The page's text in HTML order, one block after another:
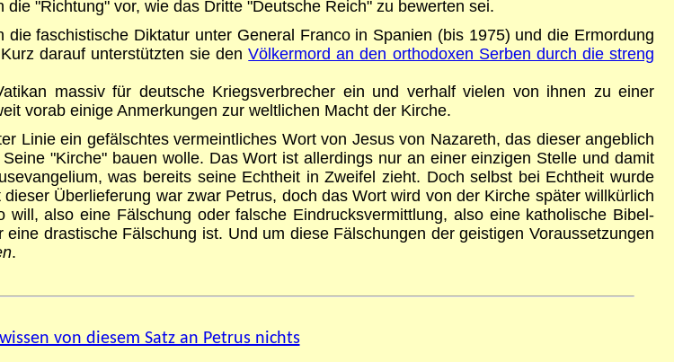
"Richtung" vor, wie das Dritte "Deutsche Reich" zu bewerten sei.
faschistische Diktatur unter General Franco in Spanien (bis 1975) und die Ermordung
darauf unterstützten sie denVölkermord an den orthodoxen Serben durch die streng
massiv für deutsche Kriegsverbrecher ein und verhalf vielen von ihnen zu einer
vorab einige Anmerkungen zur weltlichen Macht der Kirche.
Linie ein gefälschtes vermeintliches Wort von Jesus von Nazareth, das dieser angeblich
"Kirche" bauen wolle. Das Wort ist allerdings nur an einer einzigen Stelle und damit
was bereits seine Echtheit in Zweifel zieht. Doch selbst bei Echtheit wurde
Überlieferung war zwar Petrus, doch das Wort wird von der Kirche später willkürlich
also eine Fälschung oder falsche Eindrucksvermittlung, also eine katholische Bibel-
drastische Fälschung ist. Und um diese Fälschungen der geistigen Voraussetzungen
.
von diesem Satz an Petrus nichts